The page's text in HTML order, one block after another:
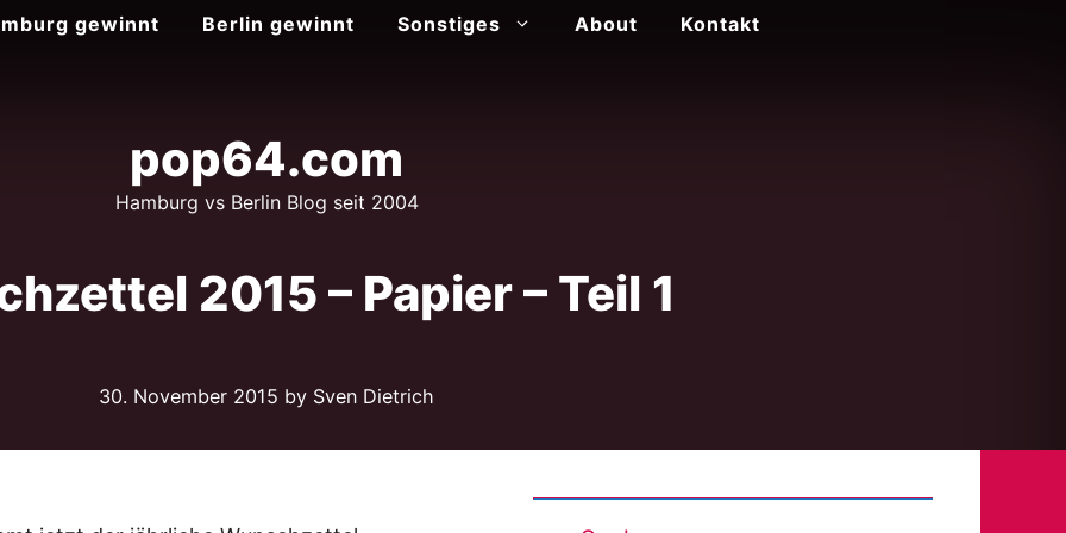
gewinnt Berlin gewinnt Sonstiges About Kontakt
pop64.com
Hamburg vs Berlin Blog seit 2004
2015 – Papier – Teil 1
30. November 2015 by Sven Dietrich